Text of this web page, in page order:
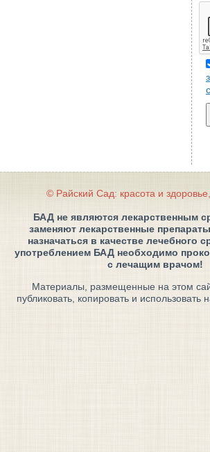
© Райский Сад: красота и
БАД не являются лекарственным
заменяют лекарственные
назначаться в качестве лечебного
употреблением БАД необходимо
с лечащим врачом!
Материалы, размещенные на этом
публиковать, копировать и использовать